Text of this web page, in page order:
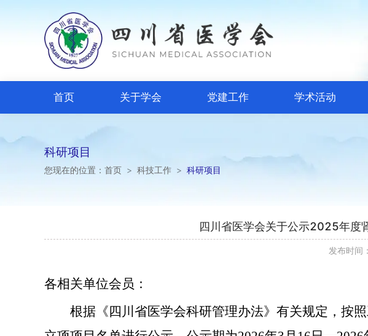
首页 关于学会 党建工作 学术活动
科研项目
您现在的位置： 首页 > 科技工作 > 科研项目
四川省医学会关于公示2025年度
发布时
各相关单位会员：
根据《四川省医学会科研管理办法》有关规定，按